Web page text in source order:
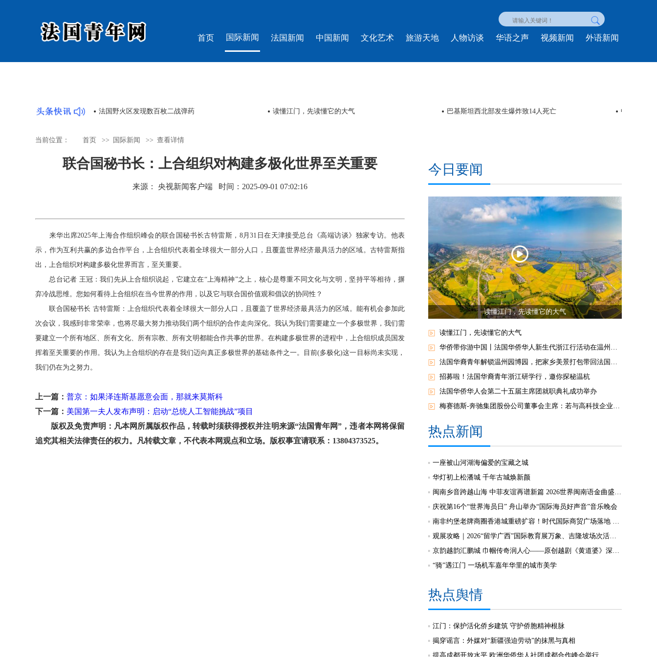
首页 国际新闻 法国新闻 中国新闻 文化艺术 旅游天地 人物访谈 华语之声 视频新闻 外语新闻
“国宝”回归牵动人心 法国野火区发现数百枚二战弹药 读懂江门，先读懂它的大气 巴基斯坦西北部发生爆炸致14人死亡 中外1800
当前位置： 首页 >> 国际新闻 >> 查看详情
联合国秘书长：上合组织对构建多极化世界至关重要
来源： 央视新闻客户端 时间：2025-09-01 07:02:16
来华出席2025年上海合作组织峰会的联合国秘书长古特雷斯，8月31日在天津接受总台《高端访谈》独家专访。他表
示，作为互利共赢的多边合作平台，上合组织代表着全球很大一部分人口，且覆盖世界经济最具活力的区域。古特雷斯指
出，上合组织对构建多极化世界而言，至关重要。
总台记者 王冠：我们先从上合组织说起，它建立在“上海精神”之上，核心是尊重不同文化与文明，坚持平等相待，摒
弃冷战思维。您如何看待上合组织在当今世界的作用，以及它与联合国价值观和倡议的协同性？
联合国秘书长 古特雷斯：上合组织代表着全球很大一部分人口，且覆盖了世界经济最具活力的区域。能有机会参加此
次会议，我感到非常荣幸，也将尽最大努力推动我们两个组织的合作走向深化。我认为我们需要建立一个多极世界，我们需
要建立一个所有地区、所有文化、所有宗教、所有文明都能合作共事的世界。在构建多极世界的进程中，上合组织成员国发
挥着至关重要的作用。我认为上合组织的存在是我们迈向真正多极世界的基础条件之一。目前(多极化)这一目标尚未实现，
我们仍在为之努力。
上一篇： 普京：如果泽连斯基愿意会面，那就来莫斯科
下一篇： 美国第一夫人发布声明：启动“总统人工智能挑战”项目
版权及免责声明：凡本网所属版权作品，转载时须获得授权并注明来源“法国青年网”，违者本网将保留
追究其相关法律责任的权力。凡转载文章，不代表本网观点和立场。版权事宜请联系：13804373525。
今日要闻
读懂江门，先读懂它的大气
读懂江门，先读懂它的大气
华侨带你游中国丨法国华侨华人新生代浙江行活动在温州启动
法国华裔青年解锁温州园博园，把家乡美景打包带回法国朋友圈
招募啦！法国华裔青年浙江研学行，邀你探秘温杭
法国华侨华人会第二十五届主席团就职典礼成功举办
梅赛德斯-奔驰集团股份公司董事会主席：若与高科技企业合作，推荐来杭州
热点新闻
一座被山河湖海偏爱的宝藏之城
华灯初上松潘城 千年古城焕新颜
闽南乡音跨越山海 中菲友谊再谱新篇 2026世界闽南语金曲盛典全球启动仪式 在马尼拉隆重举行
庆祝第16个“世界海员日” 舟山举办“国际海员好声音”音乐晚会
南非约堡老牌商圈香港城重磅扩容！时代国际商贸广场落地 创新零批一体模式激活南共体跨境商贸 拉动南非本土就业！
观展攻略｜2026“留学广西”国际教育展万象、吉隆坡场次活动全指南
京韵越韵汇鹏城 巾帼传奇润人心——原创越剧《黄道婆》深圳专场演出圆满成功
“骑”遇江门 一场机车嘉年华里的城市美学
热点舆情
江门：保护活化侨乡建筑 守护侨胞精神根脉
揭穿谣言：外媒对“新疆强迫劳动”的抹黑与真相
提高成都开放水平 欧洲华侨华人社团成都合作峰会举行